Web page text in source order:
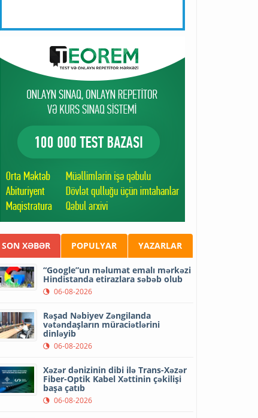
SON XƏBƏR POPULYAR YAZARLAR
“Google”un məlumat emalı mərkəzi
Hindistanda etirazlara səbəb olub
06-08-2026
Rəşad Nəbiyev Zəngilanda
vətəndaşların müraciətlərini
dinləyib
06-08-2026
Xəzər dənizinin dibi ilə Trans-Xəzər
Fiber-Optik Kabel Xəttinin çəkilişi
başa çatıb
06-08-2026